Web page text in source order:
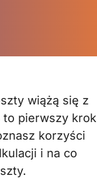
wiążą się z
to pierwszy krok
korzyści
i na co